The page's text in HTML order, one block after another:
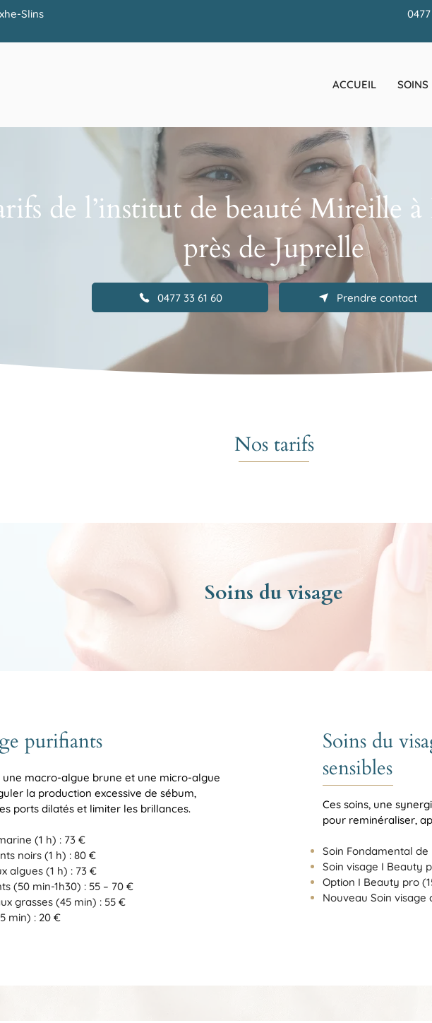
Slins
ACCUEIL SOINS
de l’institut de beauté Mireille à
près de Juprelle
0477 33 61 60 Prendre contact
Nos tarifs
Soins du visage
purifiants
une macro-algue brune et une micro-algue
la production excessive de sébum,
ports dilatés et limiter les brillances.
(1 h) : 73 €
noirs (1 h) : 80 €
algues (1 h) : 73 €
(50 min-1h30) : 55 – 70 €
grasses (45 min) : 55 €
min) : 20 €
Soins du
sensibles
Ces soins, une
pour reminéraliser,
Soin Fondamental
Soin visage I Beauty
Option I Beauty pro
Nouveau Soin visage